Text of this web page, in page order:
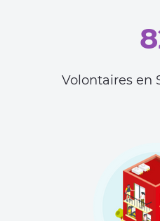
Volontaires en